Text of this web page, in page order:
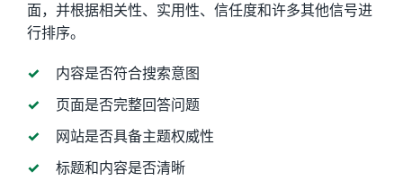
面，并根据相关性、实用性、信任度和许多其他信号进
行排序。
内容是否符合搜索意图
页面是否完整回答问题
网站是否具备主题权威性
标题和内容是否清晰